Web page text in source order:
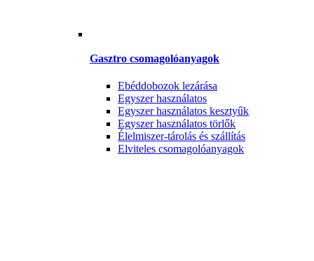
Gasztro csomagolóanyagok
Ebéddobozok lezárása
Egyszer használatos
Egyszer használatos kesztyűk
Egyszer használatos törlők
Élelmiszer-tárolás és szállítás
Elviteles csomagolóanyagok